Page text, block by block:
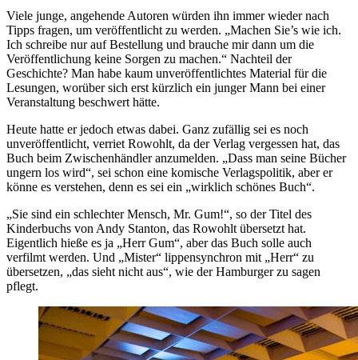
Viele junge, angehende Autoren würden ihn immer wieder nach
Tipps fragen, um veröffentlicht zu werden. „Machen Sie’s wie ich.
Ich schreibe nur auf Bestellung und brauche mir dann um die
Veröffentlichung keine Sorgen zu machen.“ Nachteil der
Geschichte? Man habe kaum unveröffentlichtes Material für die
Lesungen, worüber sich erst kürzlich ein junger Mann bei einer
Veranstaltung beschwert hätte.
Heute hatte er jedoch etwas dabei. Ganz zufällig sei es noch
unveröffentlicht, verriet Rowohlt, da der Verlag vergessen hat, das
Buch beim Zwischenhändler anzumelden. „Dass man seine Bücher
ungern los wird“, sei schon eine komische Verlagspolitik, aber er
könne es verstehen, denn es sei ein „wirklich schönes Buch“.
„Sie sind ein schlechter Mensch, Mr. Gum!“, so der Titel des
Kinderbuchs von Andy Stanton, das Rowohlt übersetzt hat.
Eigentlich hieße es ja „Herr Gum“, aber das Buch solle auch
verfilmt werden. Und „Mister“ lippensynchron mit „Herr“ zu
übersetzen, „das sieht nicht aus“, wie der Hamburger zu sagen
pflegt.